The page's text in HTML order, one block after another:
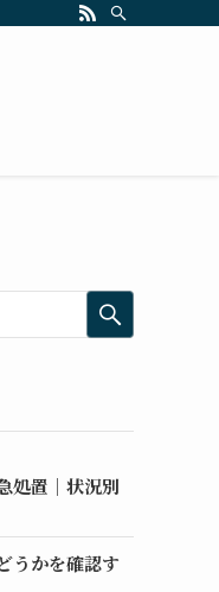
処置｜状況別
うかを確認す